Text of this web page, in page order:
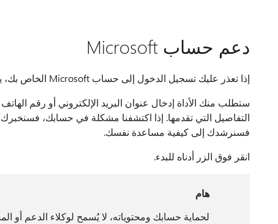
دعم حساب Microsoft
إذا تعذر عليك تسجيل الدخول إلى حساب Microsoft الخاص بك، يمكن تحديد معظم المشكلات بواسطة أداة مساعد تسجيل الدخول.
ستطلب منك الأداة إدخال عنوان البريد الإلكتروني أو رقم
التفاصيل التي تقدمها. إذا اكتشفنا مشكلة في حسابك،
فسنرشدك إلى كيفية مساعدة نفسك.
انقر فوق الزر أدناه للبدء.
هام
لحماية حسابك ومحتوياته، لا يُسمح لوكلاء الدعم أو